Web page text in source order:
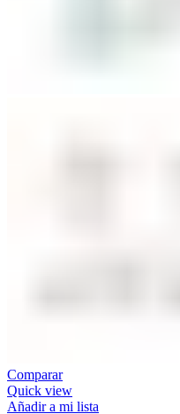
Comparar
Quick view
Añadir a mi lista